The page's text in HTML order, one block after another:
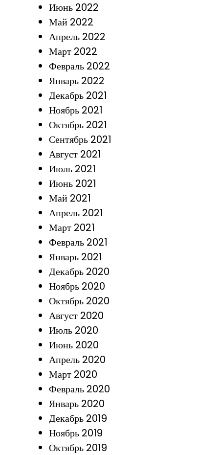
Июнь 2022
Май 2022
Апрель 2022
Март 2022
Февраль 2022
Январь 2022
Декабрь 2021
Ноябрь 2021
Октябрь 2021
Сентябрь 2021
Август 2021
Июль 2021
Июнь 2021
Май 2021
Апрель 2021
Март 2021
Февраль 2021
Январь 2021
Декабрь 2020
Ноябрь 2020
Октябрь 2020
Август 2020
Июль 2020
Июнь 2020
Апрель 2020
Март 2020
Февраль 2020
Январь 2020
Декабрь 2019
Ноябрь 2019
Октябрь 2019